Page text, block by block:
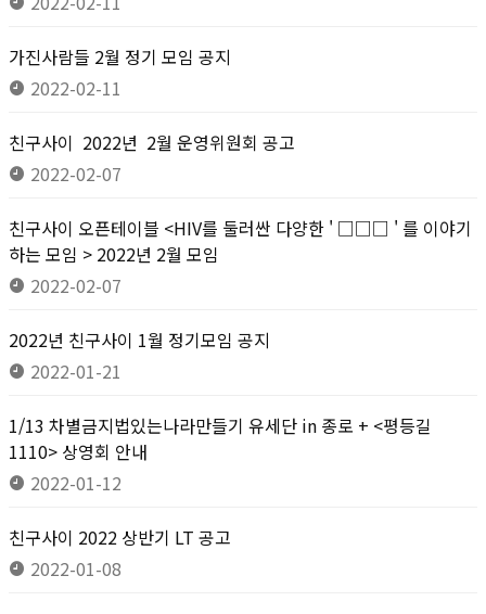
가진사람들 2월 정기 모임 공지
2022-02-11
친구사이 2022년 2월 운영위원회 공고
2022-02-07
친구사이 오픈테이블 <HIV를 둘러싼 다양한 ' □□□ ' 를 이야기
하는 모임 > 2022년 2월 모임
2022-02-07
2022년 친구사이 1월 정기모임 공지
2022-01-21
1/13 차별금지법있는나라만들기 유세단 in 종로 + <평등길
1110> 상영회 안내
2022-01-12
친구사이 2022 상반기 LT 공고
2022-01-08